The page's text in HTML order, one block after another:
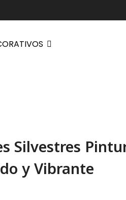
Silvestres
y Vibrante